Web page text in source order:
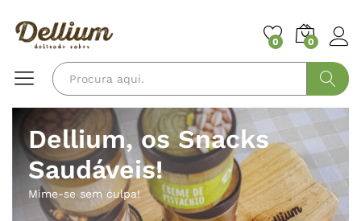
0 0
Pesquisar
Dellium, os Snacks
Saudáveis!
Mime-se sem culpa!